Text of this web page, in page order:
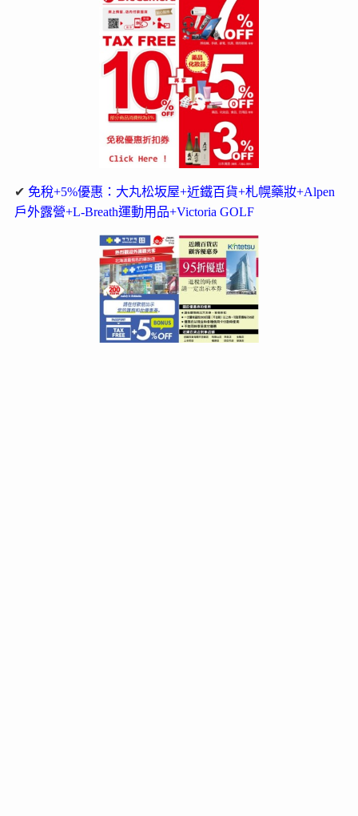
✔ 免稅+5%優惠：大丸松坂屋+近鐵百貨+札幌藥妝+Alpen
戶外露營+L-Breath運動用品+Victoria GOLF